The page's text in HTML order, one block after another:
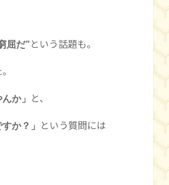
屈だ” という話題も。
か」
と、
か？」 という質問には